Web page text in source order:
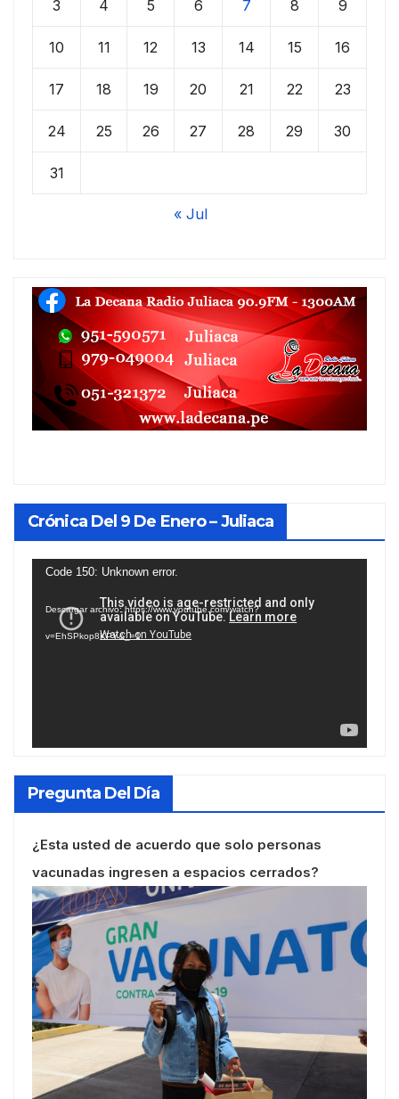
3 4 5 6 7 8 9
10 11 12 13 14 15 16
17 18 19 20 21 22 23
24 25 26 27 28 29 30
31
« Jul
Crónica Del 9 De Enero – Juliaca
Reproductor
vídeo
Code 150: Unknown error.
Descargar archivo: https://www.youtube.com/watch?
v=EhSPkop8KPY&_=1
Pregunta Del Día
¿Esta usted de acuerdo que solo personas
vacunadas ingresen a espacios cerrados?